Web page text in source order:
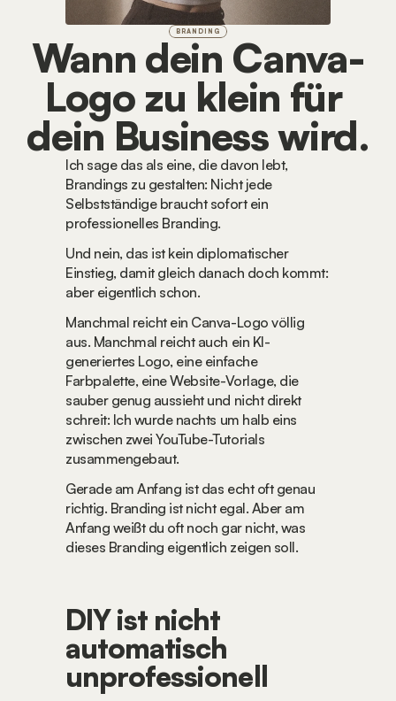
BRANDING
Wann dein Canva-
Logo zu klein für
dein Business wird.
Ich sage das als eine, die davon lebt,
Brandings zu gestalten: Nicht jede
Selbstständige braucht sofort ein
professionelles Branding.
Und nein, das ist kein diplomatischer
Einstieg, damit gleich danach doch kommt:
aber eigentlich schon.
Manchmal reicht ein Canva-Logo völlig
aus. Manchmal reicht auch ein KI-
generiertes Logo, eine einfache
Farbpalette, eine Website-Vorlage, die
sauber genug aussieht und nicht direkt
schreit: Ich wurde nachts um halb eins
zwischen zwei YouTube-Tutorials
zusammengebaut.
Gerade am Anfang ist das echt oft genau
richtig. Branding ist nicht egal. Aber am
Anfang weißt du oft noch gar nicht, was
dieses Branding eigentlich zeigen soll.
DIY ist nicht
automatisch
unprofessionell